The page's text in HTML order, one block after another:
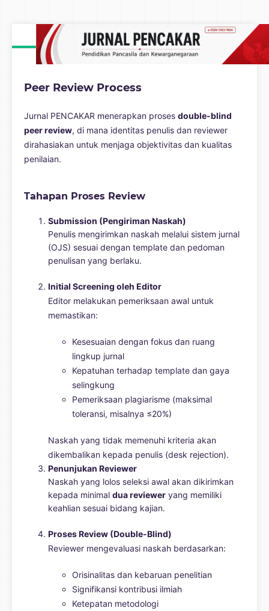
Peer Review Process
Jurnal PENCAKAR menerapkan proses double-blind
peer review, di mana identitas penulis dan reviewer
dirahasiakan untuk menjaga objektivitas dan kualitas
penilaian.
Tahapan Proses Review
Submission (Pengiriman Naskah)
Penulis mengirimkan naskah melalui sistem jurnal
(OJS) sesuai dengan template dan pedoman
penulisan yang berlaku.
Initial Screening oleh Editor
Editor melakukan pemeriksaan awal untuk
memastikan:
Kesesuaian dengan fokus dan ruang
lingkup jurnal
Kepatuhan terhadap template dan gaya
selingkung
Pemeriksaan plagiarisme (maksimal
toleransi, misalnya ≤20%)
Naskah yang tidak memenuhi kriteria akan
dikembalikan kepada penulis (desk rejection).
Penunjukan Reviewer
Naskah yang lolos seleksi awal akan dikirimkan
kepada minimal dua revieweryang memiliki
keahlian sesuai bidang kajian.
Proses Review (Double-Blind)
Reviewer mengevaluasi naskah berdasarkan:
Orisinalitas dan kebaruan penelitian
Signifikansi kontribusi ilmiah
Ketepatan metodologi